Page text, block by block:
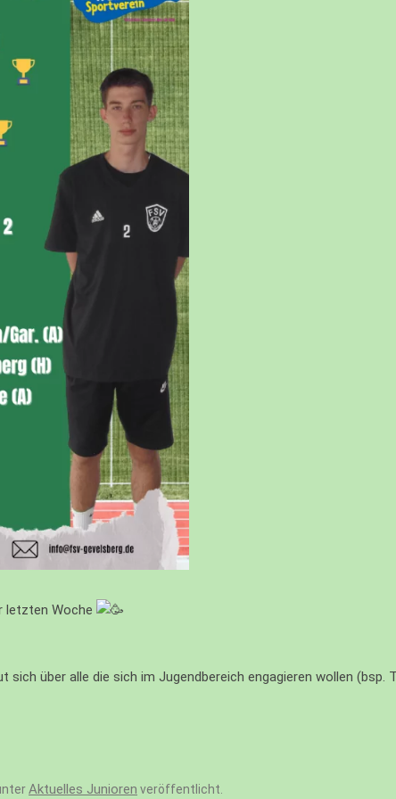
letzten Woche
über alle die sich im Jugendbereich engagieren wollen (bsp.
Aktuelles Junioren veröffentlicht.